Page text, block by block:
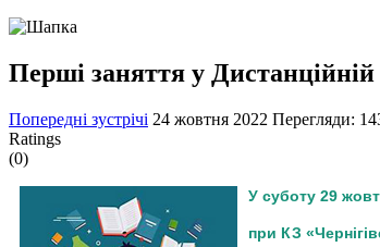
Перші заняття у
Попередні зустрічі 24 жовтня 2022 Перегляди:
Ratings
(0)
У суботу 29
при КЗ